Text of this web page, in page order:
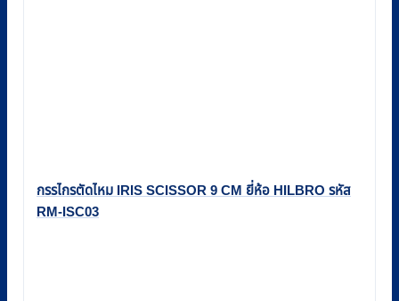
กรรไกรตัดไหม IRIS SCISSOR 9 CM ยี่ห้อ HILBRO รหัส
RM-ISC03
This
product